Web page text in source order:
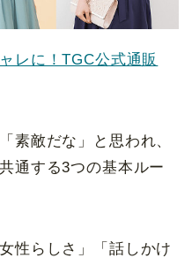
レに！TGC公式通販
素敵だな」と思われ、
通する3つの基本ルー
性らしさ」「話しかけ